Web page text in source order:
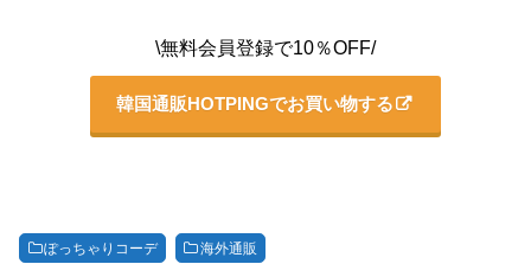
\無料会員登録で10％OFF/
韓国通販HOTPINGでお買い物する
ぽっちゃりコーデ 海外通販